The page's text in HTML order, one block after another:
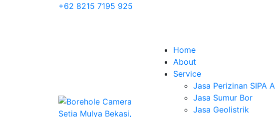
+62 8215 7195 925
Home
About
Service
Jasa Perizinan SIPA
Jasa Sumur Bor
Jasa Geolistrik